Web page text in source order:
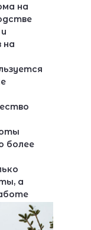
на
на
более
а